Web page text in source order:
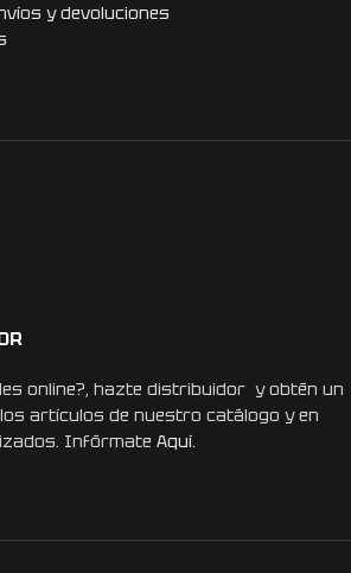
y devoluciones
online?, hazte distribuidor y obtén un
artículos de nuestro catálogo y en
Infórmate Aquí.